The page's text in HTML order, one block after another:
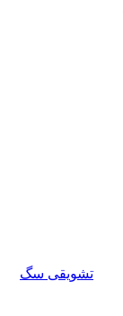
تشویقی سگ